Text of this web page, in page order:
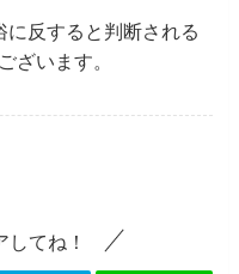
反すると判断される
ざいます。
てね！